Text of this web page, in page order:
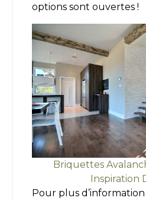
options sont ouvertes !
Briquettes
Inspiration
Pour plus